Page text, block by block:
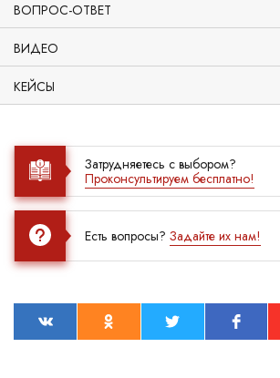
ВОПРОС-ОТВЕТ
ВИДЕО
КЕЙСЫ
Затрудняетесь с выбором?
Проконсультируем бесплатно!
Есть вопросы? Задайте их нам!